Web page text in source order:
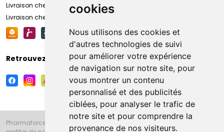
cookies
Nous utilisons des cookies et
d'autres technologies de suivi
pour améliorer votre expérience
de navigation sur notre site, pour
vous montrer un contenu
personnalisé et des publicités
ciblées, pour analyser le trafic de
notre site et pour comprendre la
provenance de nos visiteurs.
Livraison chez vous
Livraison chez votre commerçant
Retrouvez-nous sur vos réseaux sociaux
Pharmaforce.fr et la Grande Pharmacie d’Amiens vous souhaitent de